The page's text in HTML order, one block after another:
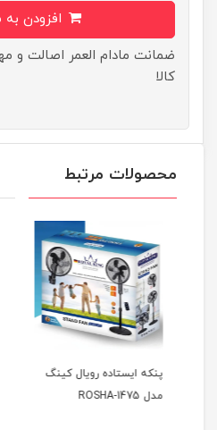
کالا
محصولات مرتبط
پنکه ایستاده رویال کینگ
مدل ROSHA-1475